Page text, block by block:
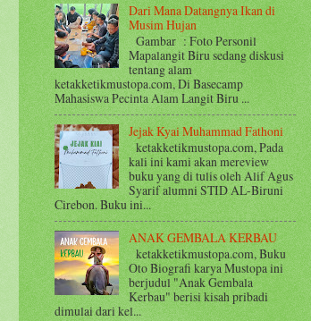
Dari Mana Datangnya Ikan di
Musim Hujan
Gambar : Foto Personil
Mapalangit Biru sedang diskusi
tentang alam
ketakketikmustopa.com, Di Basecamp
Mahasiswa Pecinta Alam Langit Biru ...
Jejak Kyai Muhammad Fathoni
ketakketikmustopa.com, Pada
kali ini kami akan mereview
buku yang di tulis oleh Alif Agus
Syarif alumni STID AL-Biruni
Cirebon. Buku ini...
ANAK GEMBALA KERBAU
ketakketikmustopa.com, Buku
Oto Biografi karya Mustopa ini
berjudul "Anak Gembala
Kerbau" berisi kisah pribadi
dimulai dari kel...